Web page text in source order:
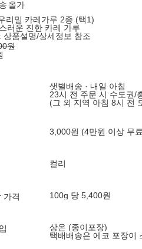
올가
리밀 카레가루 2종 (택1)
러운 진한 카레 가루
상품설명/상세정보 참조
원
샛별배송 · 내일 아침
23시 전 주문 시 수도권/
(그 외 지역 아침 8시 전
3,000원 (4만원 이상 무
컬리
가격 100g 당 5,400원
상온 (종이포장)
택배배송은 에코 포장이